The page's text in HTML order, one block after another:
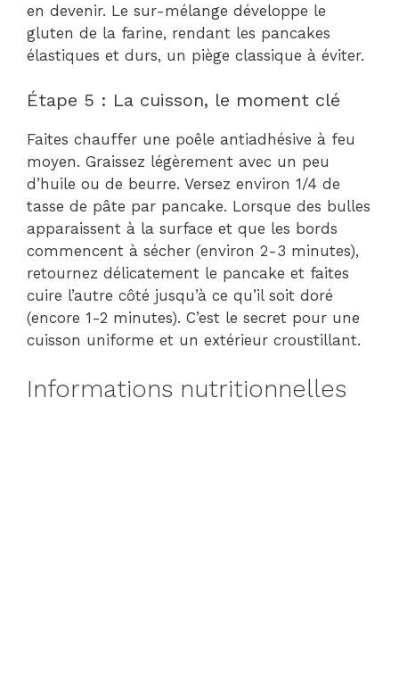
en devenir. Le sur-mélange développe le
gluten de la farine, rendant les pancakes
élastiques et durs, un piège classique à éviter.
Étape 5 : La cuisson, le moment clé
Faites chauffer une poêle antiadhésive à feu
moyen. Graissez légèrement avec un peu
d’huile ou de beurre. Versez environ 1/4 de
tasse de pâte par pancake. Lorsque des bulles
apparaissent à la surface et que les bords
commencent à sécher (environ 2-3 minutes),
retournez délicatement le pancake et faites
cuire l’autre côté jusqu’à ce qu’il soit doré
(encore 1-2 minutes). C’est le secret pour une
cuisson uniforme et un extérieur croustillant.
Informations nutritionnelles